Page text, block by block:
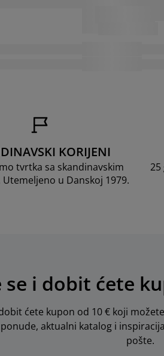
KORIJENI
tvrtka sa skandinavskim
u Danskoj 1979.
25
i dobit ćete
ćete kupon od 10 € koji
aktualni katalog i
pošte.